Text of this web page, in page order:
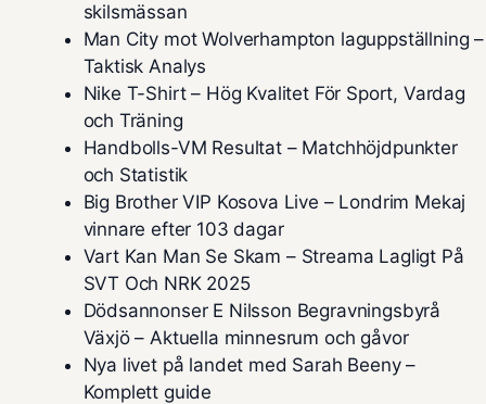
skilsmässan
Man City mot Wolverhampton laguppställning –
Taktisk Analys
Nike T-Shirt – Hög Kvalitet För Sport, Vardag
och Träning
Handbolls-VM Resultat – Matchhöjdpunkter
och Statistik
Big Brother VIP Kosova Live – Londrim Mekaj
vinnare efter 103 dagar
Vart Kan Man Se Skam – Streama Lagligt På
SVT Och NRK 2025
Dödsannonser E Nilsson Begravningsbyrå
Växjö – Aktuella minnesrum och gåvor
Nya livet på landet med Sarah Beeny –
Komplett guide